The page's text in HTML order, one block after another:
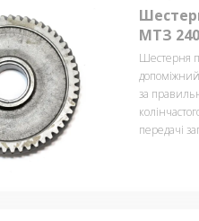
МТЗ
Шестерня
допоміжний
за
передачі